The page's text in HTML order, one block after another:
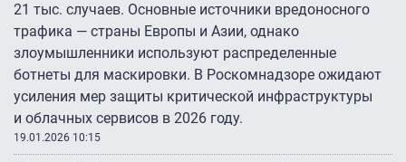
21 тыс. случаев. Основные источники вредоносного
трафика — страны Европы и Азии, однако
злоумышленники используют распределенные
ботнеты для маскировки. В Роскомнадзоре ожидают
усиления мер защиты критической инфраструктуры
и облачных сервисов в 2026 году.
19.01.2026 10:15